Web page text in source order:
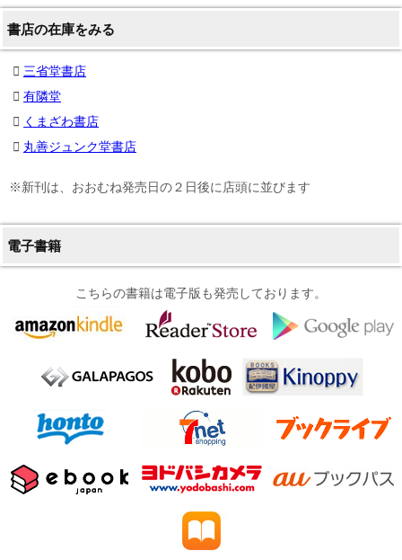
書店の在庫をみる
三省堂書店
有隣堂
くまざわ書店
丸善ジュンク堂書店
※新刊は、おおむね発売日の２日後に店頭に並びます
電子書籍
こちらの書籍は電子版も発売しております。